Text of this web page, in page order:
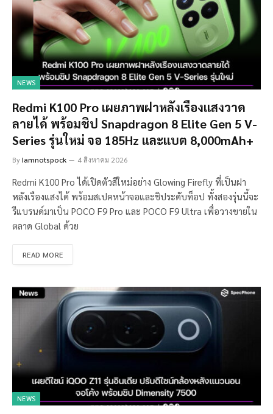
NEWS
Redmi K100 Pro เผยภาพฝาหลังเรืองแสงวาด
ลายได้ พร้อมชิป Snapdragon 8 Elite Gen 5 V-
Series รุ่นใหม่ จอ 185Hz และแบต 8,000mAh+
ByIamnotspock 4 สิงหาคม 2026
Redmi K100 Pro ได้เปิดตัวสีใหม่อย่าง Glowing Firefly ที่เป็นฝา
หลังเรืองแสงได้ พร้อมสเปคหน้าจอและชิประดับท็อป ทั้งสองรุ่นนี้จะ
รีแบรนด์มาเป็น POCO F9 Pro และ POCO F9 Ultra เพื่อวางขายใน
ตลาด Global ด้วย
READ MORE
NEWS